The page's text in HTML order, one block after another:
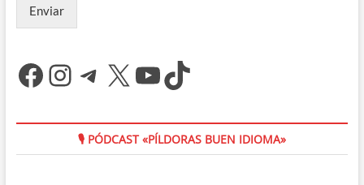
Enviar
Facebook
Instagram
Telegram
X YouTube
TikTok
🎙 PÓDCAST «PÍLDORAS BUEN IDIOMA»